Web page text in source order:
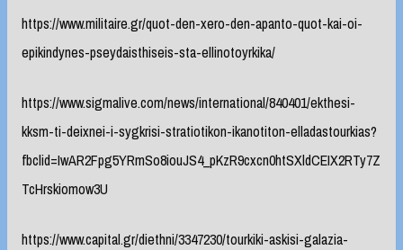
https://www.militaire.gr/quot-den-xero-den-apanto-quot-kai-oi-
epikindynes-pseydaisthiseis-sta-ellinotoyrkika/
https://www.sigmalive.com/news/international/840401/ekthesi-
kksm-ti-deixnei-i-sygkrisi-stratiotikon-ikanotiton-elladastourkias?
fbclid=IwAR2Fpg5YRmSo8iouJS4_pKzR9cxcn0htSXldCEIX2RTy7Z
TcHrskiomow3U
https://www.capital.gr/diethni/3347230/tourkiki-askisi-galazia-